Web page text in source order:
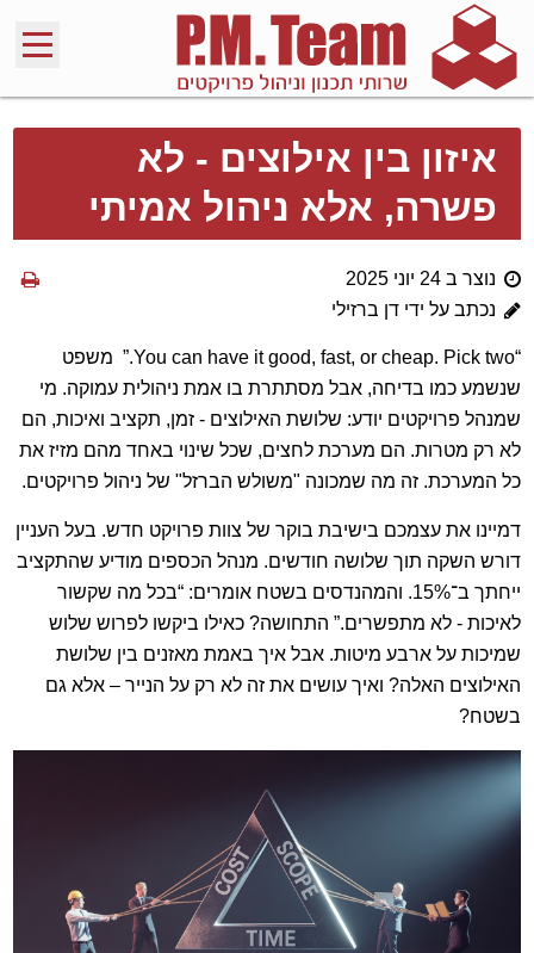
איזון בין אילוצים - לא
פשרה, אלא ניהול אמיתי
נוצר ב 24 יוני 2025
נכתב על ידי דן ברזילי
“You can have it good, fast, or cheap. Pick two.” משפט
שנשמע כמו בדיחה, אבל מסתתרת בו אמת ניהולית עמוקה. מי
שמנהל פרויקטים יודע: שלושת האילוצים - זמן, תקציב ואיכות, הם
לא רק מטרות. הם מערכת לחצים, שכל שינוי באחד מהם מזיז את
כל המערכת. זה מה שמכונה "משולש הברזל" של ניהול פרויקטים.
דמיינו את עצמכם בישיבת בוקר של צוות פרויקט חדש. בעל העניין
דורש השקה תוך שלושה חודשים. מנהל הכספים מודיע שהתקציב
ייחתך ב־15%. והמהנדסים בשטח אומרים: “בכל מה שקשור
לאיכות - לא מתפשרים.” התחושה? כאילו ביקשו לפרוש שלוש
שמיכות על ארבע מיטות. אבל איך באמת מאזנים בין שלושת
האילוצים האלה? ואיך עושים את זה לא רק על הנייר – אלא גם
בשטח?